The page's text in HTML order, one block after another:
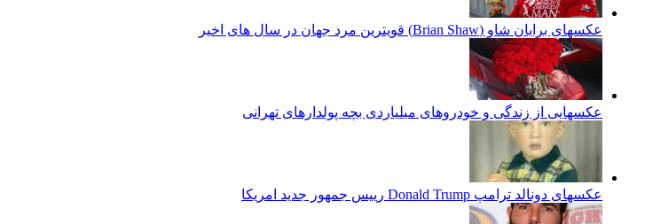
عکسهای برایان شاو (Brian Shaw) قویترین مرد جهان در سال های اخیر
عکسهایی از زندگی و خودروهای میلیاردی بچه پولدارهای تهرانی
عکسهای دونالد ترامپ Donald Trump رییس جمهور جدید امریکا